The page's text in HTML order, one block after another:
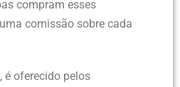
compram esses
comissão sobre cada
é oferecido pelos